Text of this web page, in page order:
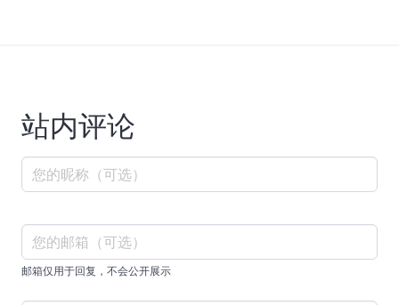
站内评论
邮箱仅用于回复，不会公开展示